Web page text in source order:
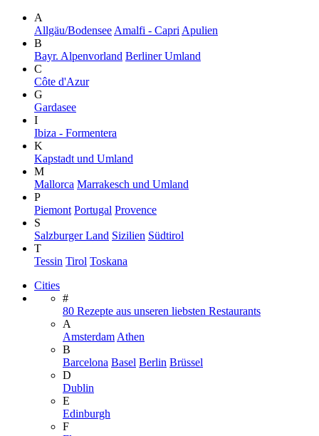
A
Allgäu/Bodensee Amalfi - Capri Apulien
B
Bayr. Alpenvorland Berliner Umland
C
Côte d'Azur
G
Gardasee
I
Ibiza - Formentera
K
Kapstadt und Umland
M
Mallorca Marrakesch und Umland
P
Piemont Portugal Provence
S
Salzburger Land Sizilien Südtirol
T
Tessin Tirol Toskana
Cities
#
80 Rezepte aus unseren liebsten Restaurants
A
Amsterdam Athen
B
Barcelona Basel Berlin Brüssel
D
Dublin
E
Edinburgh
F